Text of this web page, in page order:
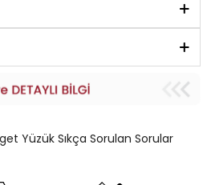
Yüzük Sıkça Sorulan Sorular